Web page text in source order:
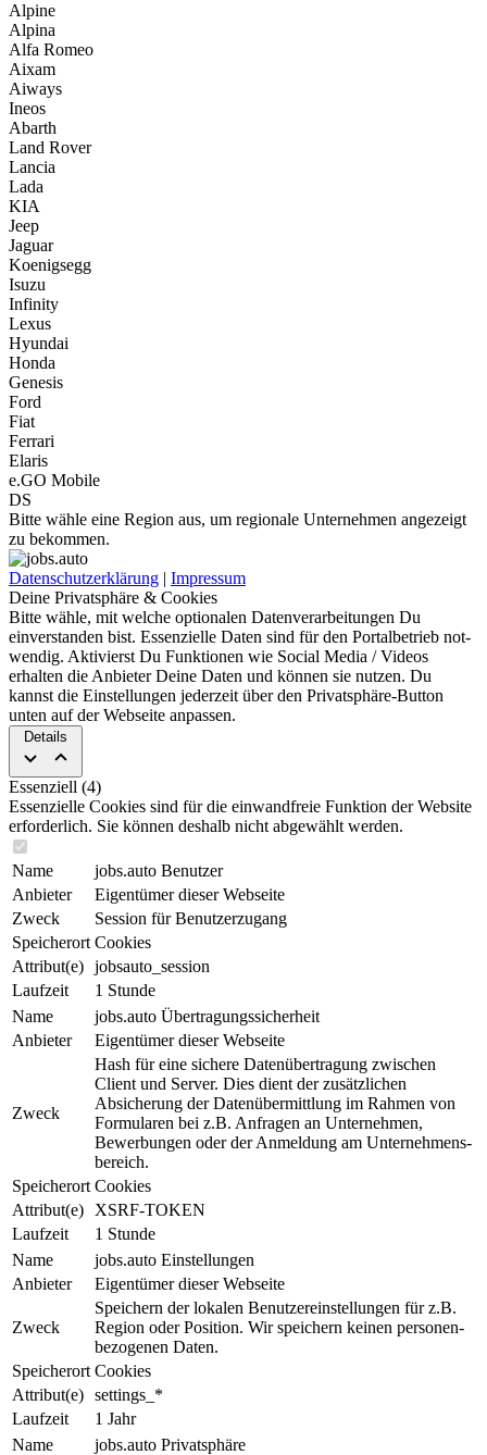
Alpine
Alpina
Alfa Romeo
Aixam
Aiways
Ineos
Abarth
Land Rover
Lancia
Lada
KIA
Jeep
Jaguar
Koenigsegg
Isuzu
Infinity
Lexus
Hyundai
Honda
Genesis
Ford
Fiat
Ferrari
Elaris
e.GO Mobile
DS
Bitte wähle eine Region aus, um regionale Unternehmen angezeigt
zu bekommen.
Datenschutzerklärung | Impressum
Deine Privatsphäre & Cookies
Bitte wähle, mit welche optionalen Da­ten­ver­ar­bei­tun­gen Du
einverstanden bist. Es­sen­zi­elle Daten sind für den Portal­betrieb not­
wen­dig. Aktivierst Du Funktionen wie Social Media / Videos
erhalten die Anbieter Deine Daten und können sie nut­zen. Du
kannst die Ein­stel­lun­gen jederzeit über den Privat­sphäre-Button
unten auf der Webseite an­pas­sen.
Details
Essenziell (4)
Essenzielle Cookies sind für die ein­wand­freie Funktion der Website
erforderlich. Sie können deshalb nicht abgewählt werden.
Name
jobs.auto Benutzer
Anbieter
Eigentümer dieser Webseite
Zweck
Session für Benutzerzugang
Speicherort Cookies
Attribut(e) jobsauto_session
Laufzeit
1 Stunde
Name
jobs.auto Übertragungssicherheit
Anbieter
Eigentümer dieser Webseite
Zweck
Hash für eine sichere Da­ten­über­tra­gung zwischen
Client und Ser­ver. Dies dient der zu­sätz­li­chen
Absicherung der Daten­über­mit­tlung im Rahmen von
For­mu­la­ren bei z.B. Anfragen an Unter­neh­men,
Bewerbungen oder der An­mel­dung am Un­ter­neh­mens­
be­reich.
Speicherort Cookies
Attribut(e)
XSRF-TOKEN
Laufzeit
1 Stunde
Name
jobs.auto Einstellungen
Anbieter
Eigentümer dieser Webseite
Zweck
Speichern der lokalen Be­nut­zer­ein­stel­lun­gen für z.B.
Region oder Position. Wir speichern keinen per­so­nen­
be­zo­ge­nen Daten.
Speicherort Cookies
Attribut(e) settings_*
Laufzeit
1 Jahr
Name
jobs.auto Privatsphäre